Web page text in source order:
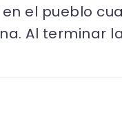
el pueblo
Al terminar